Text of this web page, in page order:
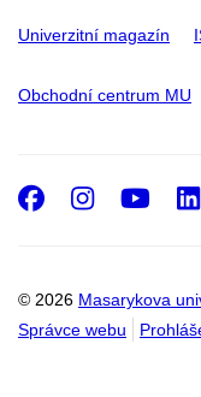
Univerzitní magazín
Obchodní centrum MU
© 2026 Masarykova
Správce webu
Facebook